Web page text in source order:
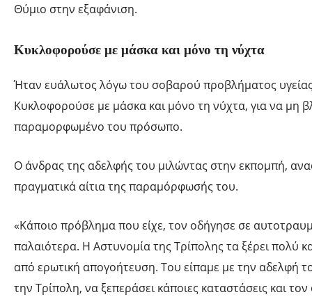
Θύμιο στην εξαφάνιση.
Κυκλοφορούσε με μάσκα και μόνο τη νύχτα
Ήταν ευάλωτος λόγω του σοβαρού προβλήματος
Κυκλοφορούσε με μάσκα και μόνο τη νύχτα, για να μη
παραμορφωμένο του πρόσωπο.
Ο άνδρας της αδελφής του μιλώντας στην εκπομπή,
πραγματικά αίτια της παραμόρφωσής του.
«Κάποιο πρόβλημα που είχε, τον οδήγησε σε
παλαιότερα. Η Αστυνομία της Τρίπολης τα ξέρει πολύ
από ερωτική απογοήτευση. Του είπαμε με την αδελφή
την Τρίπολη, να ξεπεράσει κάποιες καταστάσεις και